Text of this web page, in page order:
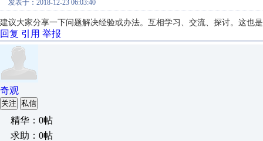
发表于：2018-12-23 06:03:40
建议大家分享一下问题解决经验或办法。互相学习、交流、探讨。这也
回复 引用 举报
奇观
关注 私信
精华：0帖
求助：0帖